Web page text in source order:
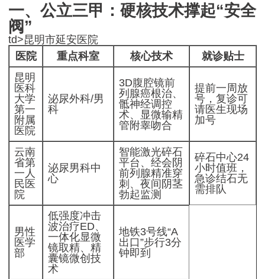
一、公立三甲：硬核技术撑起“安全
阀”
td>昆明市延安医院
医院
重点科室 核心技术
就诊贴士
昆明
医科
大学
第一
附属
医院
泌尿外科/男
科
3D腹腔镜前
列腺癌根治、
骶神经调控
术、显微输精
管附睾吻合
提前一周放
号，复诊可
请医生现场
加号
云南
省第
一人
民医
院
泌尿男科中
心
智能激光碎石
平台、经会阴
前列腺精准穿
刺、夜间阴茎
勃起监测
碎石中心24
小时值班，
急诊结石无
需排队
男性
医学
部
低强度冲击
波治疗ED、
一体化显微
镜取精、精
囊镜微创技
术
地铁3号线“A
出口”步行3分
钟即到